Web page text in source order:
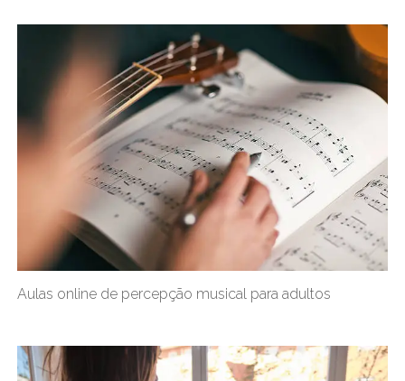
Aulas online de percepção musical para adultos